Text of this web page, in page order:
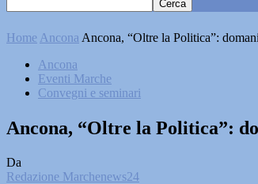
Home Ancona Ancona, “Oltre la Politica”:
Ancona
Eventi Marche
Convegni e seminari
Ancona, “Oltre la Politica”:
Da
Redazione Marchenews24